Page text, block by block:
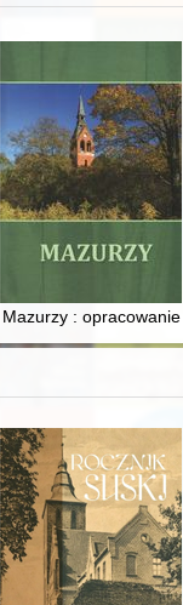
i wizja
Mazurzy : opracowanie